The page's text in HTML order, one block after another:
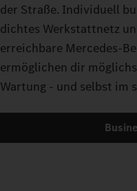
der Straße. Individuell
dichtes Werkstattnetz
erreichbare Mercedes-
ermöglichen dir
Wartung - und selbst im